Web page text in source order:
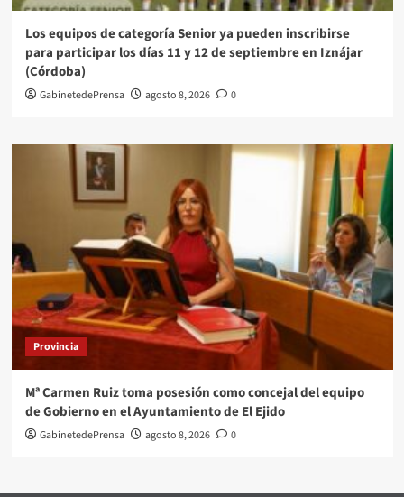
Los equipos de categoría Senior ya pueden inscribirse
para participar los días 11 y 12 de septiembre en Iznájar
(Córdoba)
GabinetedePrensa agosto 8, 2026 0
Provincia
Mª Carmen Ruiz toma posesión como concejal del equipo
de Gobierno en el Ayuntamiento de El Ejido
GabinetedePrensa agosto 8, 2026 0